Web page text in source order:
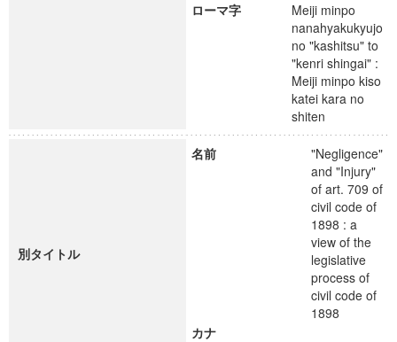
ローマ字
Meiji minpo
nanahyakukyujo
no "kashitsu" to
"kenri shingai" :
Meiji minpo kiso
katei kara no
shiten
別タイトル
名前
"Negligence"
and "Injury"
of art. 709 of
civil code of
1898 : a
view of the
legislative
process of
civil code of
1898
カナ